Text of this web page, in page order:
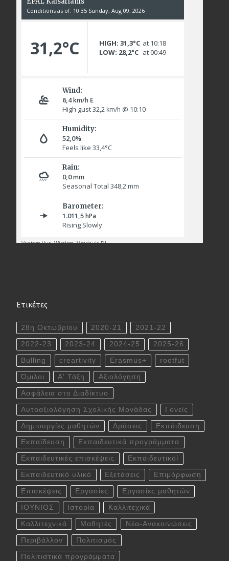
Ετικέτες
28η Οκτωβρίου 2020-21 2021-22
2022-23 2023-24 2024-25 2025-26
Bulling creartivity Erasmus+ rootfut
Όμιλοι Α' Τάξη Αξιολόγηση
Ασφάλεια στο Διαδίκτυο
Αυτοαξιολόγηση Σχολικής Μονάδας Γονείς
Δημιουργίες μαθητών Δράσεις Εκπάιδευση
Εκπαίδευση Εκπαιδευτικά προγράμματα
Εκπαιδευτικές επισκέψεις Εκπαιδευτικοί
Εκπαιδευτικό υλικό Εξετάσεις Επιμόρφωση
Επισκέψεις Εργασίες Εργασίες μαθητών
ΙΟΥΝΙΟΣ Ιστορία Καλλιτεχικά
Καλλιτεχνικά Μαθητές Νέα-Ανακοινώσεις
Περιβάλλον Πολιτισμός
Πολιτιστικά προγράμματα